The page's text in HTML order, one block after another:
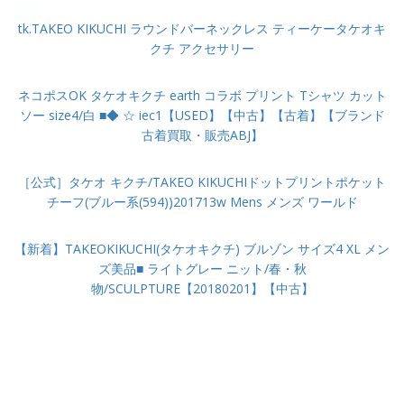
tk.TAKEO KIKUCHI ラウンドバーネックレス ティーケータケオキ
クチ アクセサリー
ネコポスOK タケオキクチ earth コラボ プリント Tシャツ カット
ソー size4/白 ■◆ ☆ iec1【USED】【中古】【古着】【ブランド
古着買取・販売ABJ】
［公式］タケオ キクチ/TAKEO KIKUCHIドットプリントポケット
チーフ(ブルー系(594))201713w Mens メンズ ワールド
【新着】TAKEOKIKUCHI(タケオキクチ) ブルゾン サイズ4 XL メン
ズ美品■ ライトグレー ニット/春・秋
物/SCULPTURE【20180201】【中古】